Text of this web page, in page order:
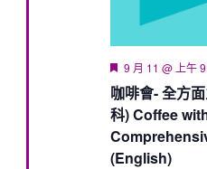
咖啡會- 全方
科) Coffee
(English)
Featured
9 月 11 @ 上午